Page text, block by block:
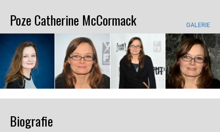
Poze Catherine McCormack GALERIE
Biografie